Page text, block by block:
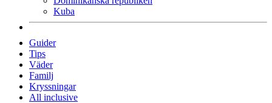
Kuba
Guider
Tips
Väder
Familj
Kryssningar
All inclusive